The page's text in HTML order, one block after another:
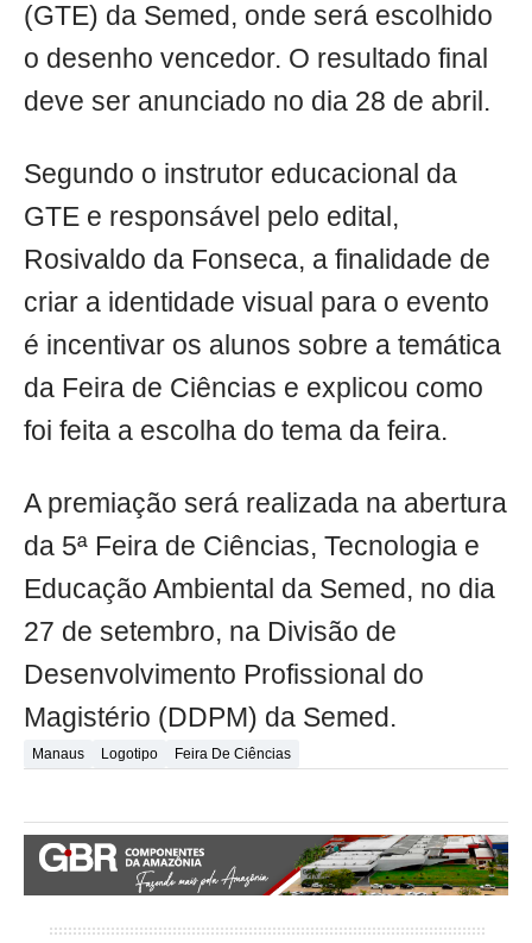
(GTE) da Semed, onde será escolhido
o desenho vencedor. O resultado final
deve ser anunciado no dia 28 de abril.
Segundo o instrutor educacional da
GTE e responsável pelo edital,
Rosivaldo da Fonseca, a finalidade de
criar a identidade visual para o evento
é incentivar os alunos sobre a temática
da Feira de Ciências e explicou como
foi feita a escolha do tema da feira.
A premiação será realizada na abertura
da 5ª Feira de Ciências, Tecnologia e
Educação Ambiental da Semed, no dia
27 de setembro, na Divisão de
Desenvolvimento Profissional do
Magistério (DDPM) da Semed.
Manaus Logotipo Feira De Ciências